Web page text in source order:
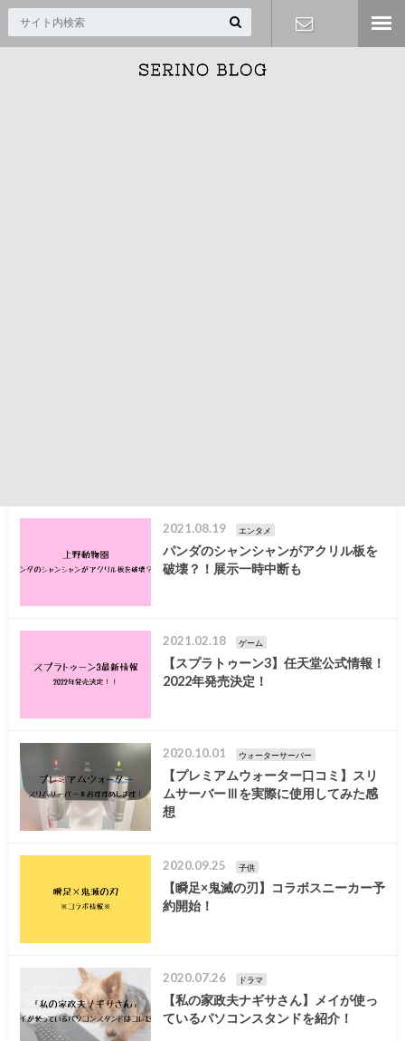
2021.08.19 エンタメ
パンダのシャンシャンがアクリル板を
破壊？！展示一時中断も
2021.02.18 ゲーム
【スプラトゥーン3】任天堂公式情報！
2022年発売決定！
2020.10.01 ウォーターサーバー
【プレミアムウォーター口コミ】スリ
ムサーバーⅢを実際に使用してみた感
想
2020.09.25 子供
【瞬足×鬼滅の刃】コラボスニーカー予
約開始！
2020.07.26 ドラマ
【私の家政夫ナギサさん】メイが使っ
ているパソコンスタンドを紹介！